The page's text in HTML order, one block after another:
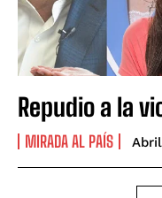
Repudio a la
MIRADA AL PAÍS